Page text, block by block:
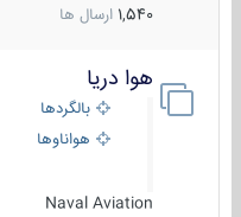
1,540 ارسال ها
هوا دریا
بالگردها
هواناوها
Naval Aviation